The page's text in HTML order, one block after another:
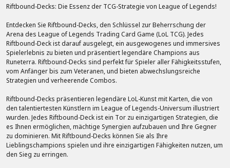
Riftbound-Decks: Die Essenz der TCG-Strategie von League of Legends!
Entdecken Sie Riftbound-Decks, den Schlüssel zur Beherrschung der
Arena des League of Legends Trading Card Game (LoL TCG). Jedes
Riftbound-Deck ist darauf ausgelegt, ein ausgewogenes und immersives
Spielerlebnis zu bieten und präsentiert legendäre Champions aus
Runeterra. Riftbound-Decks sind perfekt für Spieler aller Fähigkeitsstufen,
vom Anfänger bis zum Veteranen, und bieten abwechslungsreiche
Strategien und verheerende Combos.
Riftbound-Decks präsentieren legendäre LoL-Kunst mit Karten, die von
den talentiertesten Künstlern im League of Legends-Universum illustriert
wurden. Jedes Riftbound-Deck ist ein Tor zu einzigartigen Strategien, die
es Ihnen ermöglichen, mächtige Synergien aufzubauen und Ihre Gegner
zu dominieren. Mit Riftbound-Decks können Sie als Ihre
Lieblingschampions spielen und ihre einzigartigen Fähigkeiten nutzen, um
den Sieg zu erringen.